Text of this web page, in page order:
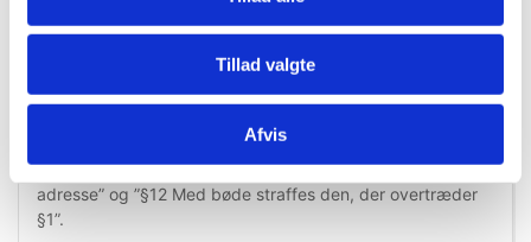
Tillad valgte
Afvis
Besidderen af en hund skal sørge for, at hunden, inden
den er 8 uger gammel, er mærket og registreret.
hunden, fra den er 4 måneder gammel, bærer halsbånd
forsynet med et skilt, der angiver besidderens navn og
adresse” og ”§12 Med bøde straffes den, der overtræder
§1”.